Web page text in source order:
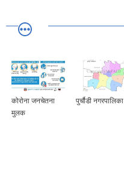
कोराेना जनचेतना
मुलक
पुर्चौडी नगरपालिका